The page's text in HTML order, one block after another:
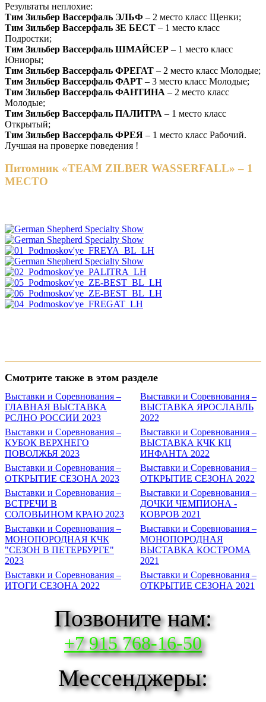
Результаты неплохие:
Тим Зильбер Вассерфаль ЭЛЬФ – 2 место класс Щенки;
Тим Зильбер Вассерфаль ЗЕ БЕСТ – 1 место класс
Подростки;
Тим Зильбер Вассерфаль ШМАЙСЕР – 1 место класс
Юниоры;
Тим Зильбер Вассерфаль ФРЕГАТ – 2 место класс Молодые;
Тим Зильбер Вассерфаль ФАРТ – 3 место класс Молодые;
Тим Зильбер Вассерфаль ФАНТИНА – 2 место класс
Молодые;
Тим Зильбер Вассерфаль ПАЛИТРА – 1 место класс
Открытый;
Тим Зильбер Вассерфаль ФРЕЯ – 1 место класс Рабочий.
Лучшая на проверке поведения !
Питомник «TEAM ZILBER WASSERFALL» – 1
МЕСТО
Смотрите также в этом разделе
Выставки и Соревнования –
ГЛАВНАЯ ВЫСТАВКА
РСЛНО РОССИИ 2023
Выставки и Соревнования –
КУБОК ВЕРХНЕГО
ПОВОЛЖЬЯ 2023
Выставки и Соревнования –
ОТКРЫТИЕ СЕЗОНА 2023
Выставки и Соревнования –
ВСТРЕЧИ В
СОЛОВЬИНОМ КРАЮ 2023
Выставки и Соревнования –
МОНОПОРОДНАЯ КЧК
"СЕЗОН В ПЕТЕРБУРГЕ"
2023
Выставки и Соревнования –
ИТОГИ СЕЗОНА 2022
Выставки и Соревнования –
ВЫСТАВКА ЯРОСЛАВЛЬ
2022
Выставки и Соревнования –
ВЫСТАВКА КЧК КЦ
ИНФАНТА 2022
Выставки и Соревнования –
ОТКРЫТИЕ СЕЗОНА 2022
Выставки и Соревнования –
ДОЧКИ ЧЕМПИОНА -
КОВРОВ 2021
Выставки и Соревнования –
МОНОПОРОДНАЯ
ВЫСТАВКА КОСТРОМА
2021
Выставки и Соревнования –
ОТКРЫТИЕ СЕЗОНА 2021
Позвоните нам:
+7 915 768-16-50
Мессенджеры: